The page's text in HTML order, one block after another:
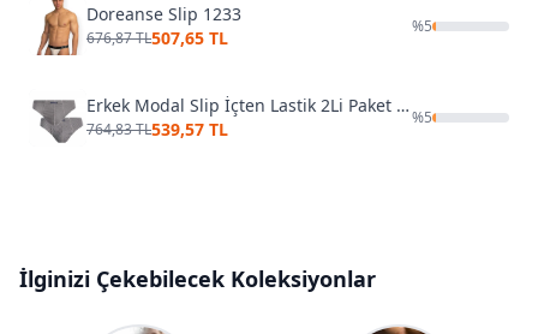
Doreanse Slip 1233
676,87 TL507,65 TL
%5
Erkek Modal Slip İçten Lastik 2Li Paket Öztaş 1971-YE
764,83 TL539,57 TL
%5
İlginizi Çekebilecek Koleksiyonlar